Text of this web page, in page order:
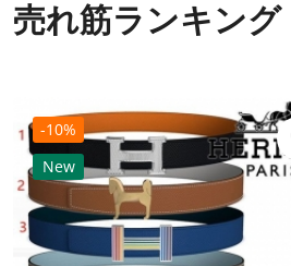
売れ筋ランキング
-10%
New